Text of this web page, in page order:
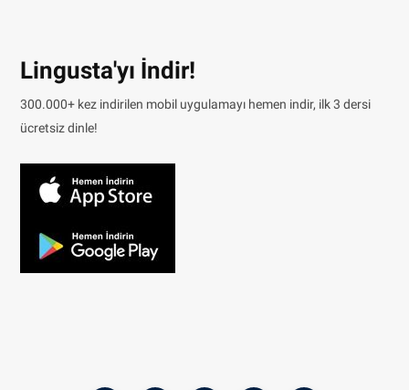
Lingusta'yı İndir!
300.000+ kez indirilen mobil uygulamayı hemen indir, ilk 3 dersi
ücretsiz dinle!